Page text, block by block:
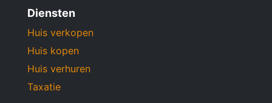
Diensten
Huis verkopen
Huis kopen
Huis verhuren
Taxatie